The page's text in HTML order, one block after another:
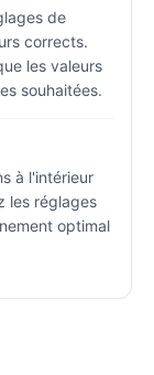
de
corrects.
les valeurs
souhaitées.
à l'intérieur
les réglages
optimal